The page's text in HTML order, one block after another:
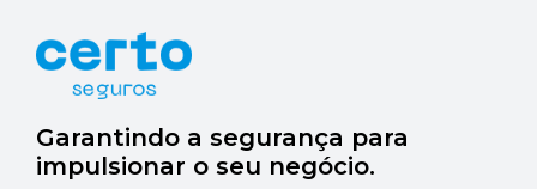
Garantindo a segurança para
impulsionar o seu negócio.